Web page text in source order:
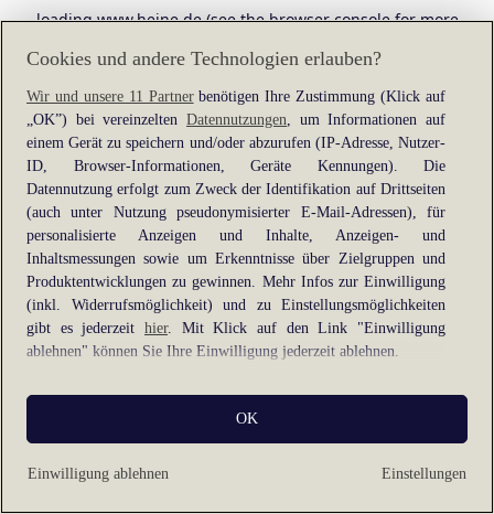
loadingwww.heine.de(see the browser consolefor more
information).
Cookies und andere Technologien erlauben?
Wir und unsere 11 Partnerbenötigen Ihre Zustimmung (Klick auf
„OK”) bei vereinzelten Datennutzungen, um Informationen auf
einem Gerät zu speichern und/oder abzurufen (IP-Adresse, Nutzer-
ID, Browser-Informationen, Geräte Kennungen). Die
Datennutzung erfolgt zum Zweck der Identifikation auf Drittseiten
(auch unter Nutzung pseudonymisierter E-Mail-Adressen), für
personalisierte Anzeigen und Inhalte, Anzeigen- und
Inhaltsmessungen sowie um Erkenntnisse über Zielgruppen und
Produktentwicklungen zu gewinnen. Mehr Infos zur Einwilligung
(inkl. Widerrufsmöglichkeit) und zu Einstellungsmöglichkeiten
gibt es jederzeit hier. Mit Klick auf den Link "Einwilligung
ablehnen" können Sie Ihre Einwilligung jederzeit ablehnen.
Sie können Ihre Einwilligung auch jederzeit grundlos mit Wirkung
für die Zukunft widerrufen, indem Sie z. B. auf den Button
"Cookie-Einstellungen" im Footer der Website und "Alle
ablehnen" klicken.
Einstellungen
Einwilligung ablehnen
OK